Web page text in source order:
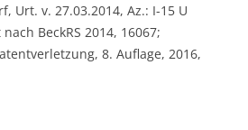
Urt. v. 27.03.2014, Az.: I-15 U
BeckRS 2014, 16067;
8. Auflage, 2016,